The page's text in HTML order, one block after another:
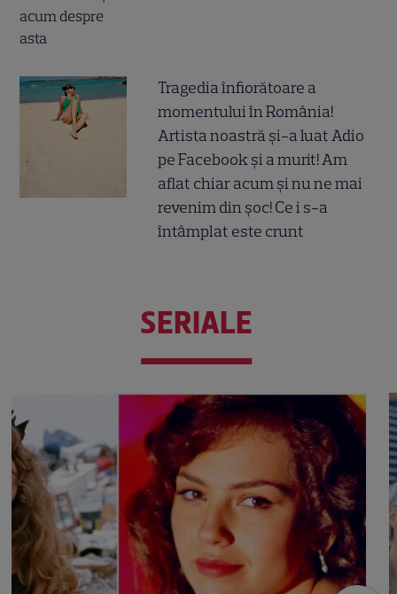
Tragedia înfiorătoare a
momentului în România!
Artista noastră și-a luat Adio
pe Facebook și a murit! Am
aflat chiar acum și nu ne mai
revenim din șoc! Ce i s-a
întâmplat este crunt
SERIALE